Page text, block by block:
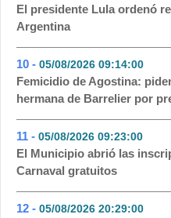
El presidente Lula ordenó
Argentina
10 - 05/08/2026 09:14:00
Femicidio de Agostina:
hermana de Barrelier por
11 - 05/08/2026 09:23:00
El Municipio abrió las
Carnaval gratuitos
12 - 05/08/2026 20:29:00